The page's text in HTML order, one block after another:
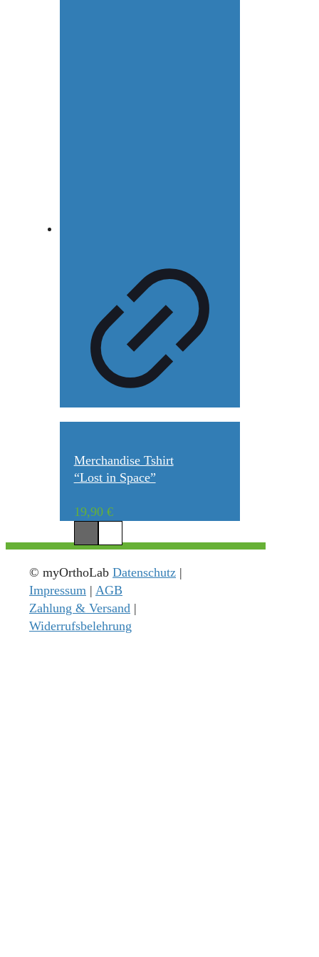
Merchandise Tshirt
“Lost in Space”
19,90 €
© myOrthoLab Datenschutz |
Impressum | AGB
Zahlung & Versand |
Widerrufsbelehrung